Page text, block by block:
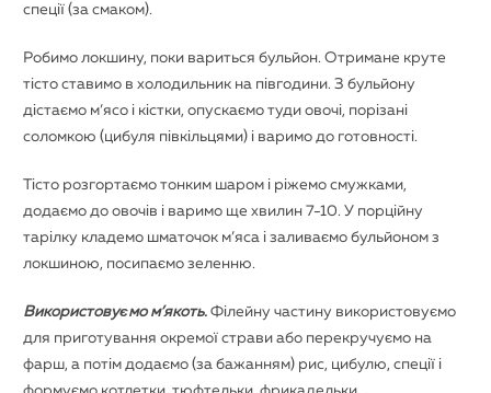
спеції (за смаком).
Робимо локшину, поки вариться бульйон. Отримане круте
тісто ставимо в холодильник на півгодини. З бульйону
дістаємо м’ясо і кістки, опускаємо туди овочі, порізані
соломкою (цибуля півкільцями) і варимо до готовності.
Тісто розгортаємо тонким шаром і ріжемо смужками,
додаємо до овочів і варимо ще хвилин 7-10. У порційну
тарілку кладемо шматочок м’яса і заливаємо бульйоном з
локшиною, посипаємо зеленню.
Використовуємо м’якоть. Філейну частину використовуємо
для приготування окремої страви або перекручуємо на
фарш, а потім додаємо (за бажанням) рис, цибулю, спеції і